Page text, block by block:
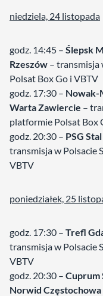
niedziela, 24 listopada
godz. 14:45 – Ślepsk
Rzeszów – transmisja
Polsat Box Go i VBTV
godz. 17:30 – Nowak-
Warta Zawiercie –
platformie Polsat Box
godz. 20:30 – PSG
transmisja w Polsacie
VBTV
poniedziałek, 25
godz. 17:30 – Trefl
transmisja w Polsacie
VBTV
godz. 20:30 – Cuprum
Norwid Częstochowa